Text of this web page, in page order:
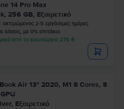
14 Pro Max
256 GB, Εξαιρετικό
εκτιμώμενος 2-5 εργάσιμες ημέρες
δόσεις, με 0% επιτόκιο
από το καινούργιο 275 €
Air 13″ 2020, M1 8 Cores, 8
Εξαιρετικό